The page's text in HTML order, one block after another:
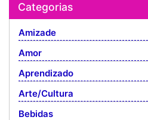
Categorias
Amizade
Amor
Aprendizado
Arte/Cultura
Bebidas